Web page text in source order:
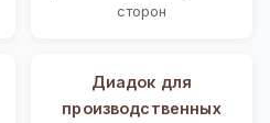
сторон
Диадок для
производственных